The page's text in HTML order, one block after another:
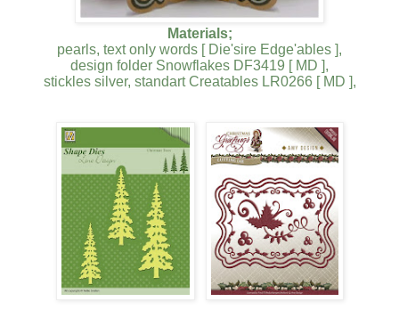
Materials;
pearls, text only words [ Die'sire Edge'ables ],
design folder Snowflakes DF3419 [ MD ],
stickles silver, standart Creatables LR0266 [ MD ],